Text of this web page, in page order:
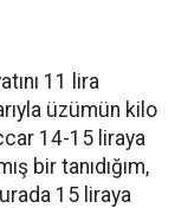
11 lira
üzümün kilo
14-15 liraya
bir tanıdığım,
15 liraya